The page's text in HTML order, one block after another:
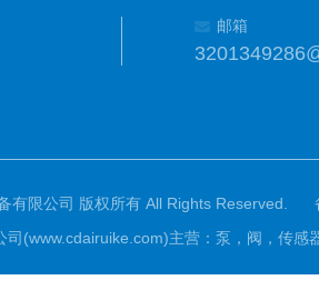
邮箱
有限公司 版权所有 All Rights Reserved.
司(www.cdairuike.com)主营：泵，阀，传